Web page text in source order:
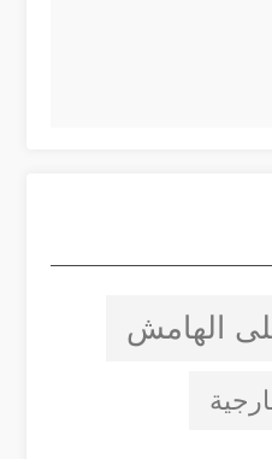
الهامش